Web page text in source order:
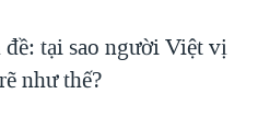
đề: tại sao người Việt vị
như thế?